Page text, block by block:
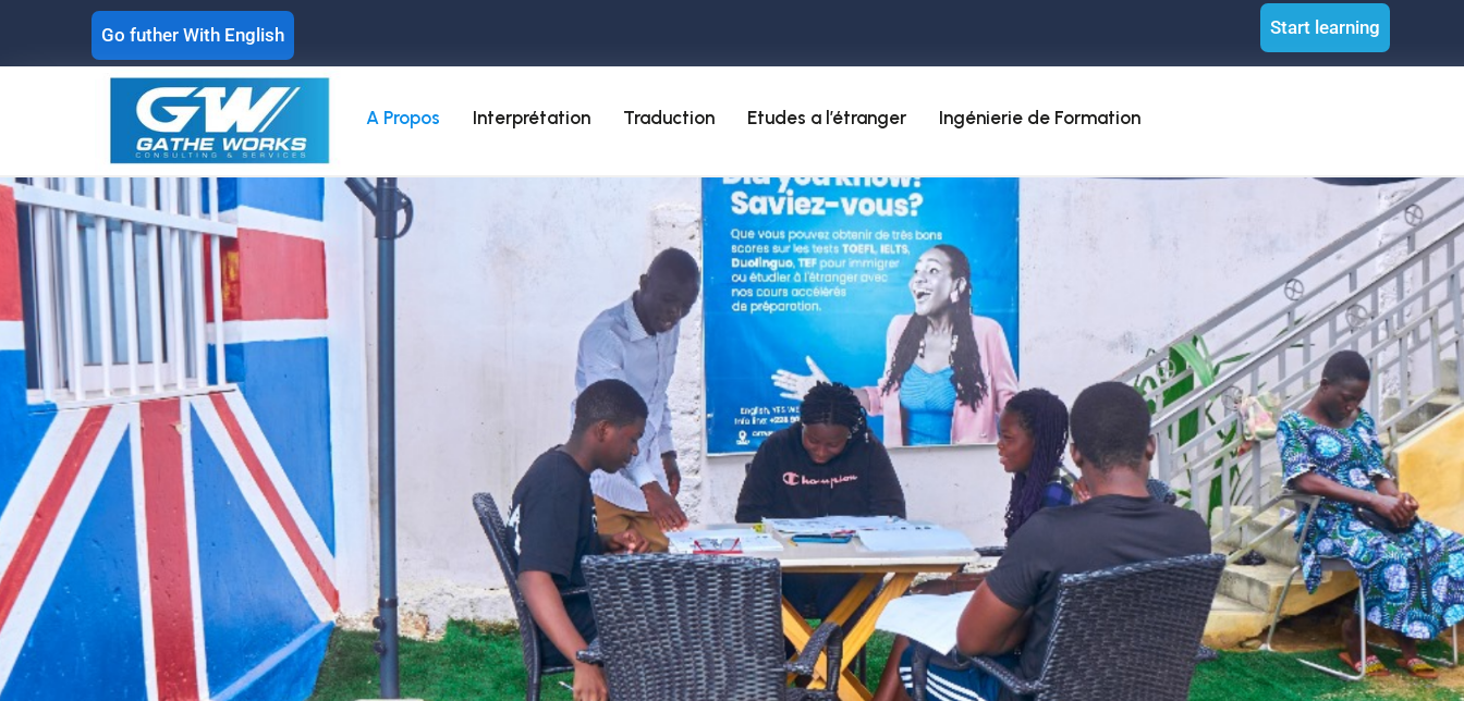
Go futher With English Start learning
A Propos Interprétation Traduction Etudes a l’étranger Ingénierie de Formation